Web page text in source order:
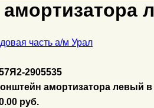
часть а/м Урал
2905535
амортизатора левый в
руб.